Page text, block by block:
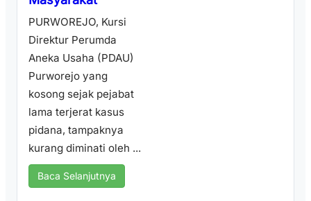
PURWOREJO, Kursi
Direktur Perumda
Aneka Usaha (PDAU)
Purworejo yang
kosong sejak pejabat
lama terjerat kasus
pidana, tampaknya
kurang diminati oleh ...
Baca Selanjutnya